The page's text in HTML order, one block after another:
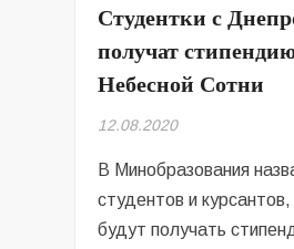
Студентки с
получат
Небесной Сотни
12.08.2020
В Минобразования
студентов и
будут получать